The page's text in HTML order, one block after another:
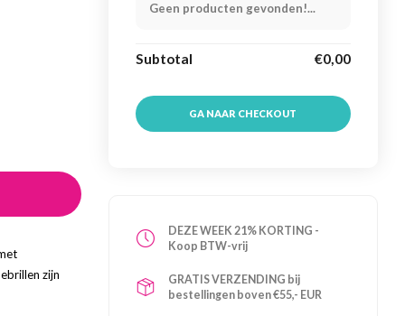
zijn
Geen producten gevonden!...
Subtotal €0,00
GA NAAR CHECKOUT
DEZE WEEK 21% KORTING -
Koop BTW-vrij
GRATIS VERZENDING bij
bestellingen boven €55,- EUR